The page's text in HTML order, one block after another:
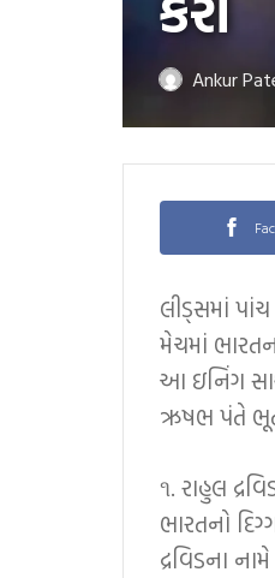
Ankur
લીડ્સમાં
મેચમાં
આ ઇનિંગ
ઋષભ પંતે
૧. રાહુલ
ભારતનો
દ્રવિડના